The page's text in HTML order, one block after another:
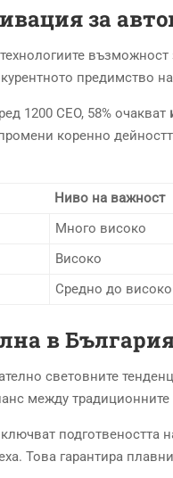
за
предимство
1200 CEO, 58% очакват
коренно
Ниво на важност
Много високо
Високо
Средно до високо
в
световните
между
подготвеността
Това гарантира